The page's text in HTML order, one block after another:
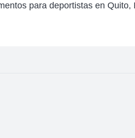
para deportistas en Quito,